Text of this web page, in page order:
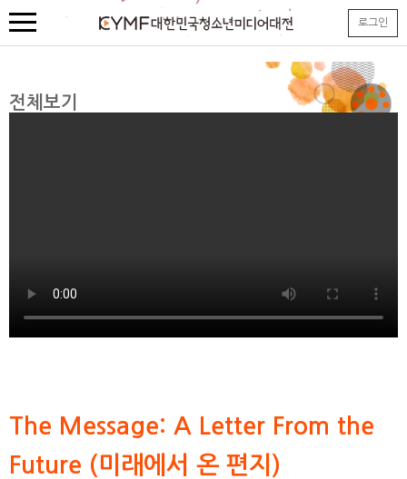
로그인
전체보기
The Message: A Letter From the
Future (미래에서 온 편지)